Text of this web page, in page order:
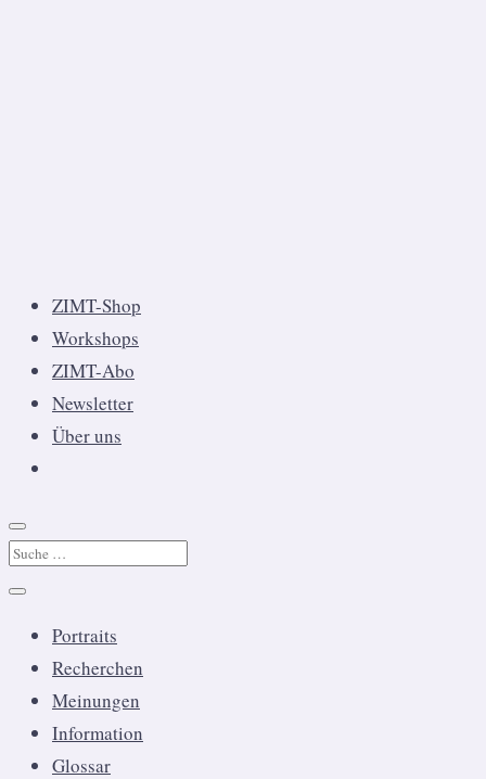
ZIMT-Shop
Workshops
ZIMT-Abo
Newsletter
Über uns
Portraits
Recherchen
Meinungen
Information
Glossar